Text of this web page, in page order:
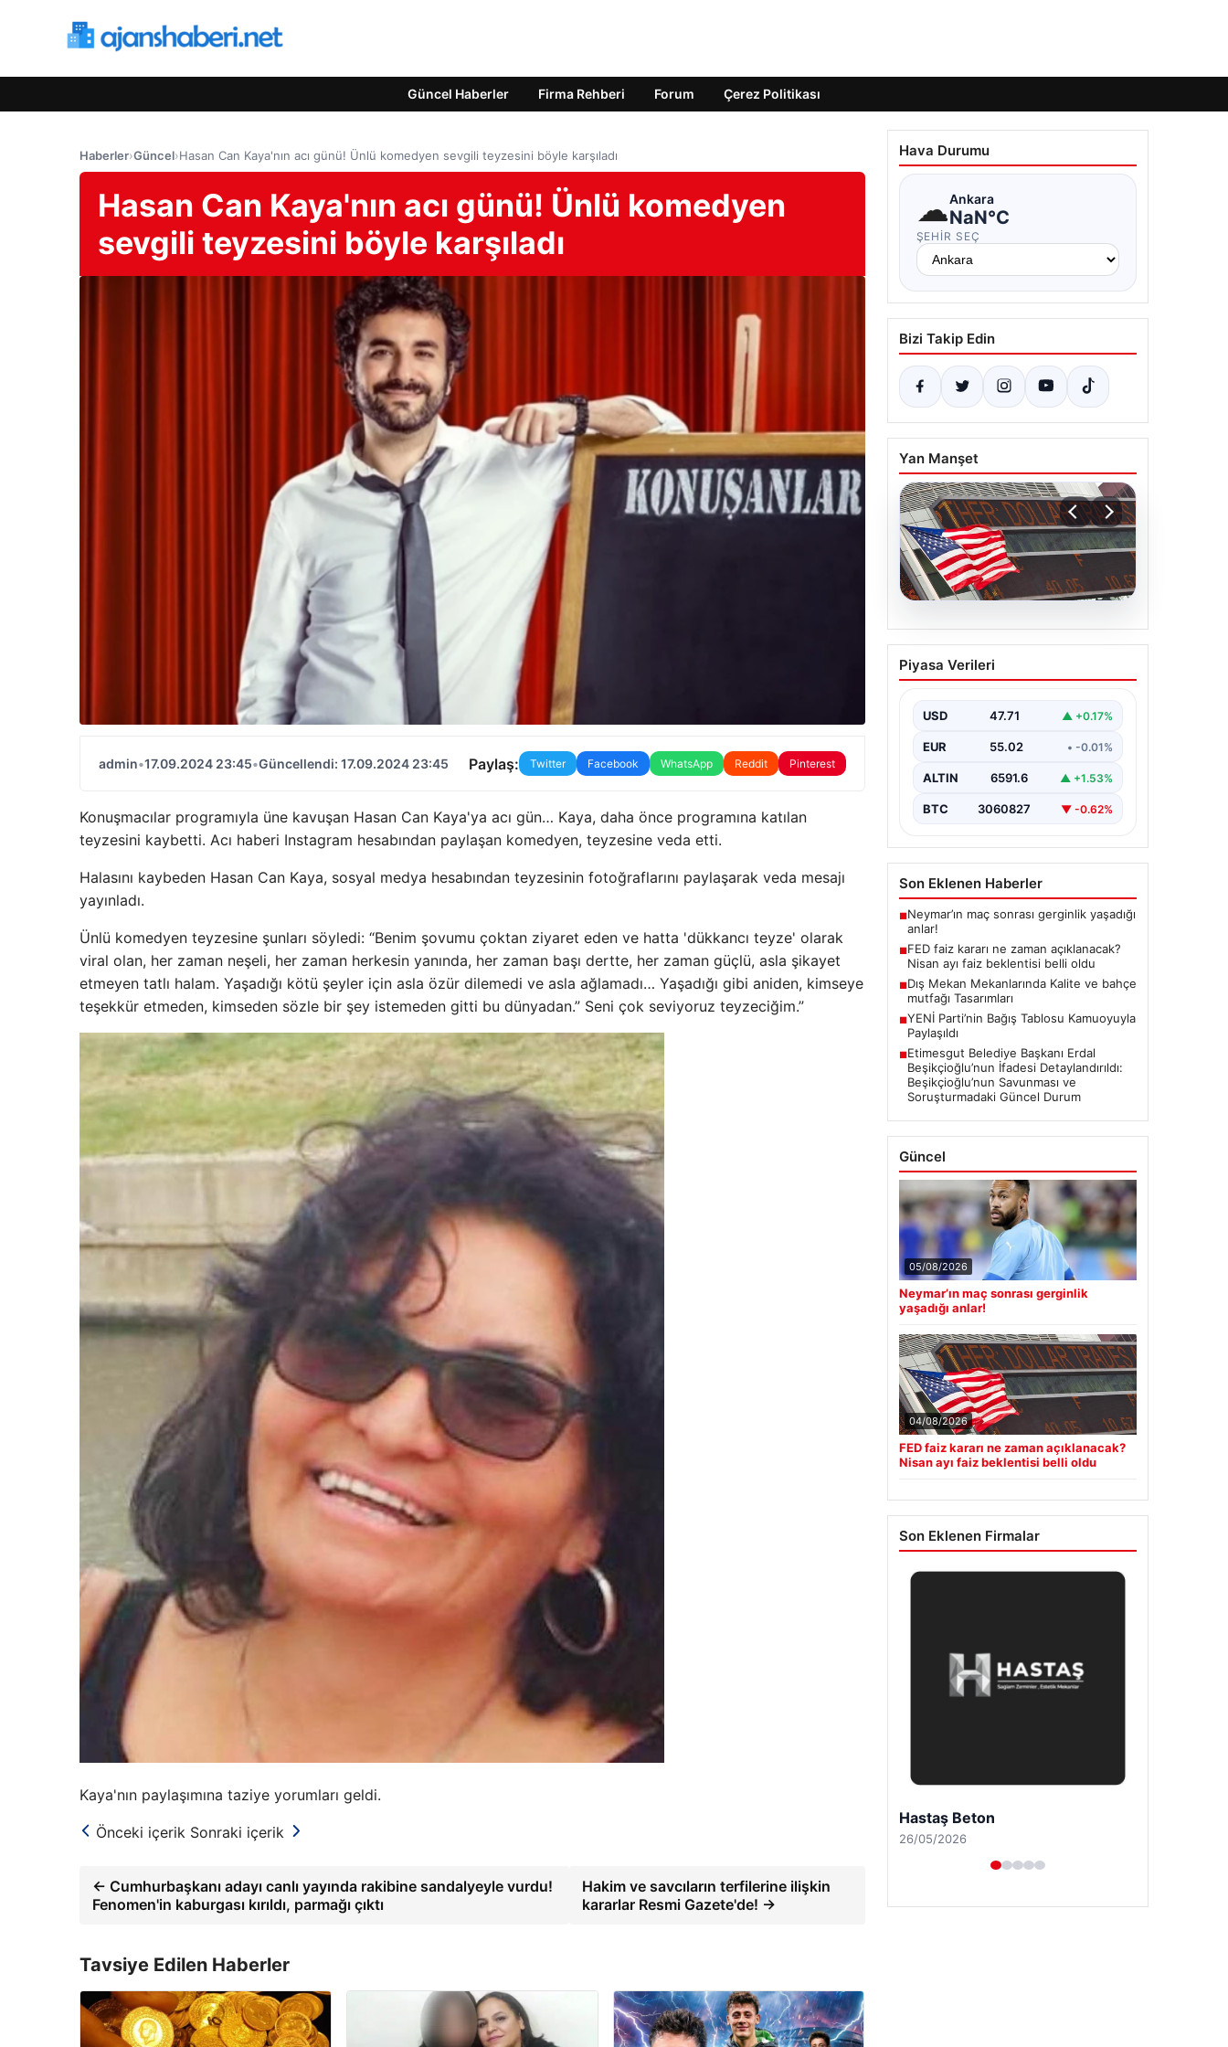
Güncel Haberler Firma Rehberi Forum Çerez Politikası
Haberler›Güncel›Hasan Can Kaya'nın acı günü! Ünlü komedyen sevgili teyzesini böyle karşıladı
Hasan Can Kaya'nın acı günü! Ünlü komedyen
sevgili teyzesini böyle karşıladı
admin•17.09.2024 23:45•Güncellendi: 17.09.2024 23:45 Paylaş: Twitter Facebook WhatsApp Reddit Pinterest
Konuşmacılar programıyla üne kavuşan Hasan Can Kaya'ya acı gün… Kaya, daha önce programına katılan
teyzesini kaybetti. Acı haberi Instagram hesabından paylaşan komedyen, teyzesine veda etti.
Halasını kaybeden Hasan Can Kaya, sosyal medya hesabından teyzesinin fotoğraflarını paylaşarak veda mesajı
yayınladı.
Ünlü komedyen teyzesine şunları söyledi: “Benim şovumu çoktan ziyaret eden ve hatta 'dükkancı teyze' olarak
viral olan, her zaman neşeli, her zaman herkesin yanında, her zaman başı dertte, her zaman güçlü, asla şikayet
etmeyen tatlı halam. Yaşadığı kötü şeyler için asla özür dilemedi ve asla ağlamadı… Yaşadığı gibi aniden, kimseye
teşekkür etmeden, kimseden sözle bir şey istemeden gitti bu dünyadan.” Seni çok seviyoruz teyzeciğim.”
Kaya'nın paylaşımına taziye yorumları geldi.
Önceki içerik Sonraki içerik
← Cumhurbaşkanı adayı canlı yayında rakibine sandalyeyle vurdu!
Fenomen'in kaburgası kırıldı, parmağı çıktı
Hakim ve savcıların terfilerine ilişkin
kararlar Resmi Gazete'de! →
Tavsiye Edilen Haberler
Hava Durumu
☁Ankara
NaN°C
ŞEHIR SEÇ
Bizi Takip Edin
Yan Manşet
04.08.2026
FED faiz kararı ne zaman
açıklanacak? Nisan ayı
Piyasa Verileri
USD 47.71 ▲ +0.17%
EUR 55.02 • -0.01%
ALTIN 6591.6 ▲ +1.53%
BTC 3060827 ▼ -0.62%
Son Eklenen Haberler
■Neymar’ın maç sonrası gerginlik yaşadığı
anlar!
■FED faiz kararı ne zaman açıklanacak?
Nisan ayı faiz beklentisi belli oldu
■Dış Mekan Mekanlarında Kalite ve bahçe
mutfağı Tasarımları
■YENİ Parti’nin Bağış Tablosu Kamuoyuyla
Paylaşıldı
■Etimesgut Belediye Başkanı Erdal
Beşikçioğlu’nun İfadesi Detaylandırıldı:
Beşikçioğlu’nun Savunması ve
Soruşturmadaki Güncel Durum
Güncel
05/08/2026
Neymar’ın maç sonrası gerginlik
yaşadığı anlar!
04/08/2026
FED faiz kararı ne zaman açıklanacak?
Nisan ayı faiz beklentisi belli oldu
Son Eklenen Firmalar
Enes Kaplan Avukatlık Bürosu
28/04/2026